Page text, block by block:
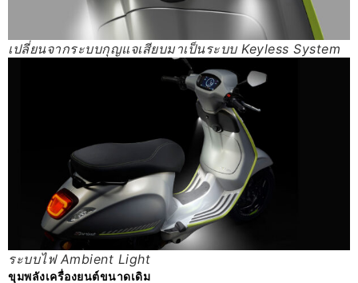
เปลี่ยนจากระบบกุญแจเสียบมาเป็นระบบ Keyless System
ระบบไฟ Ambient Light
ขุมพลังเครื่องยนต์ขนาดเดิม